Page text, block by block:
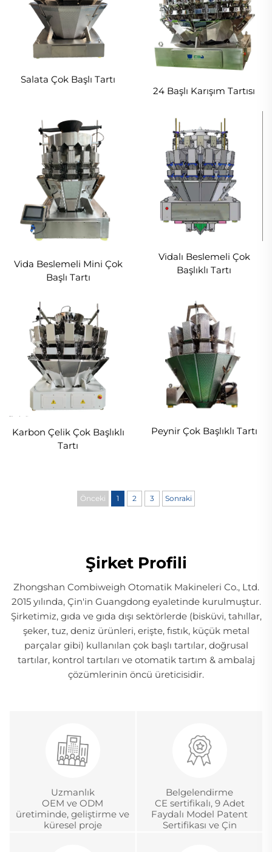
Salata Çok Başlı Tartı
24 Başlı Karışım Tartısı
Vida Beslemeli Mini Çok
Başlı Tartı
Vidalı Beslemeli Çok
Başlıklı Tartı
Karbon Çelik Çok Başlıklı
Tartı
Peynir Çok Başlıklı Tartı
Önceki 1 2 3 Sonraki
Şirket Profili
Zhongshan Combiweigh Otomatik Makineleri Co., Ltd.
2015 yılında, Çin'in Guangdong eyaletinde kurulmuştur.
Şirketimiz, gıda ve gıda dışı sektörlerde (bisküvi, tahıllar,
şeker, tuz, deniz ürünleri, erişte, fıstık, küçük metal
parçalar gibi) kullanılan çok başlı tartılar, doğrusal
tartılar, kontrol tartıları ve otomatik tartım & ambalaj
çözümlerinin öncü üreticisidir.
Uzmanlık
OEM ve ODM
üretiminde, geliştirme ve
küresel proje
Belgelendirme
CE sertifikalı, 9 Adet
Faydalı Model Patent
Sertifikası ve Çin